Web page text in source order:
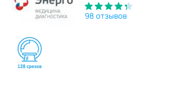
98 отзывов